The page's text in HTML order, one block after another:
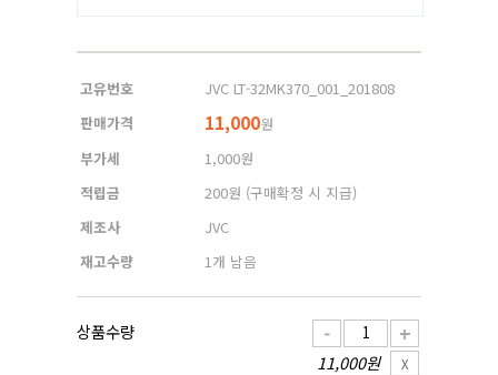
고유번호
JVC LT-32MK370_001_201808
판매가격
11,000원
부가세
1,000원
적립금
200원 (구매확정 시 지급)
제조사
JVC
재고수량
1개 남음
상품수량 - +
11,000원 X